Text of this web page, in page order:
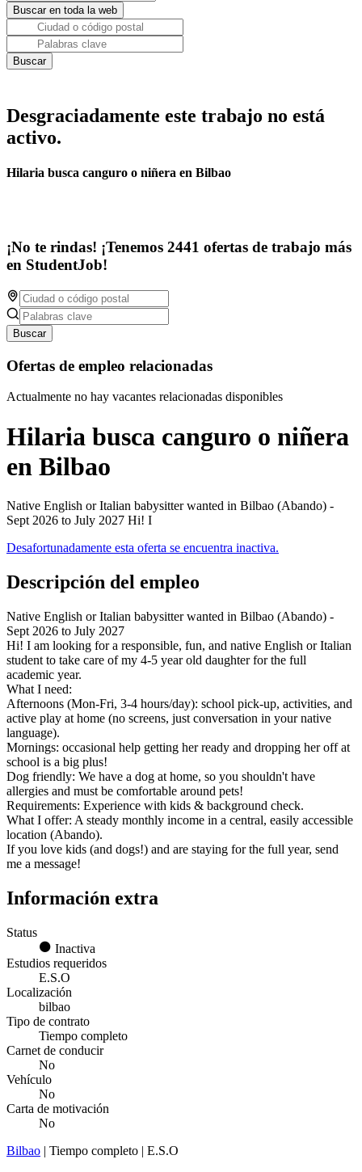
Desgraciadamente este trabajo no está
activo.
Hilaria busca canguro o niñera en Bilbao
¡No te rindas! ¡Tenemos 2441 ofertas de trabajo más
en StudentJob!
Buscar
Ofertas de empleo relacionadas
Actualmente no hay vacantes relacionadas disponibles
Hilaria busca canguro o niñera
en Bilbao
Native English or Italian babysitter wanted in Bilbao (Abando) -
Sept 2026 to July 2027 Hi! I
Desafortunadamente esta oferta se encuentra inactiva.
Descripción del empleo
Native English or Italian babysitter wanted in Bilbao (Abando) -
Sept 2026 to July 2027
Hi! I am looking for a responsible, fun, and native English or Italian
student to take care of my 4-5 year old daughter for the full
academic year.
What I need:
Afternoons (Mon-Fri, 3-4 hours/day): school pick-up, activities, and
active play at home (no screens, just conversation in your native
language).
Mornings: occasional help getting her ready and dropping her off at
school is a big plus!
Dog friendly: We have a dog at home, so you shouldn't have
allergies and must be comfortable around pets!
Requirements: Experience with kids & background check.
What I offer: A steady monthly income in a central, easily accessible
location (Abando).
If you love kids (and dogs!) and are staying for the full year, send
me a message!
Información extra
Status
Inactiva
Estudios requeridos
E.S.O
Localización
bilbao
Tipo de contrato
Tiempo completo
Carnet de conducir
No
Vehículo
No
Carta de motivación
No
Bilbao | Tiempo completo | E.S.O